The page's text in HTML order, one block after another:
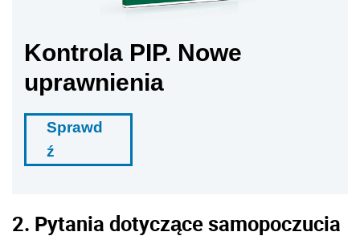
Kontrola PIP. Nowe
uprawnienia
Sprawd
ź
2. Pytania dotyczące samopoczucia